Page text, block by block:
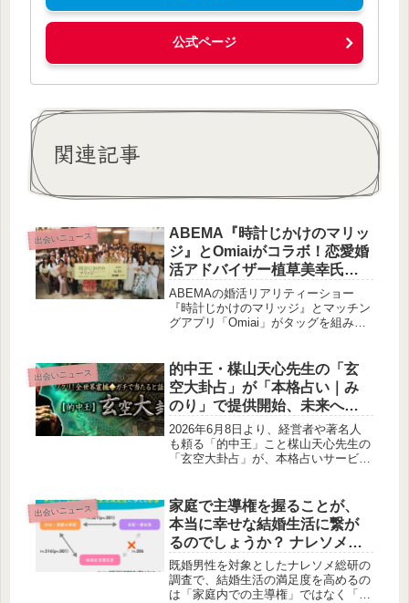
公式ページ
関連記事
出会いニュース
ABEMA『時計じかけのマリッ
ジ』とOmiaiがコラボ！恋愛婚
活アドバイザー植草美幸氏が
婚活女子にエール
ABEMAの婚活リアリティーショー
『時計じかけのマリッジ』とマッチン
グアプリ「Omiai」がタッグを組み、
ドバイザーの植草美幸氏によるトーク
ショーでは、参加者からのリアルな悩
みに真剣に回答し、婚活を「辛いこと
ではなく、すごく楽しいこと」と語
り、前向きなエールが送られました。
このイベントの模様を詳しくご紹介し
ます。
出会いニュース
的中王・楳山天心先生の「玄
空大卦占」が「本格占い｜み
のり」で提供開始、未来への
一歩を後押しする新たな選択
肢
2026年6月8日より、経営者や著名人
も頼る「的中王」こと楳山天心先生の
「玄空大卦占」が、本格占いサービス
く読み解き、幸福へと導く手助けとな
るでしょう。
出会いニュース
家庭で主導権を握ることが、
本当に幸せな結婚生活に繋が
るのでしょうか？ ナレソメ総
研の調査から見えてきた「承
認」と「支配」の真実
既婚男性を対象としたナレソメ総研の
調査で、結婚生活の満足度を高めるの
は「家庭内での主導権」ではなく「自